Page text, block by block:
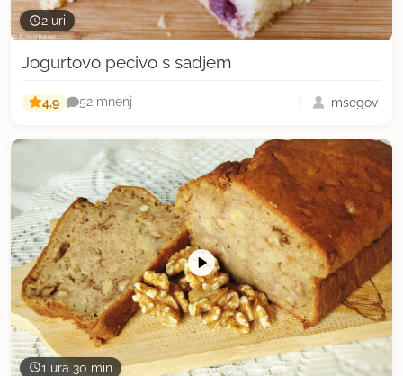
2 uri
Jogurtovo pecivo s sadjem
4,9 52 mnenj msegov
1 ura 30 min